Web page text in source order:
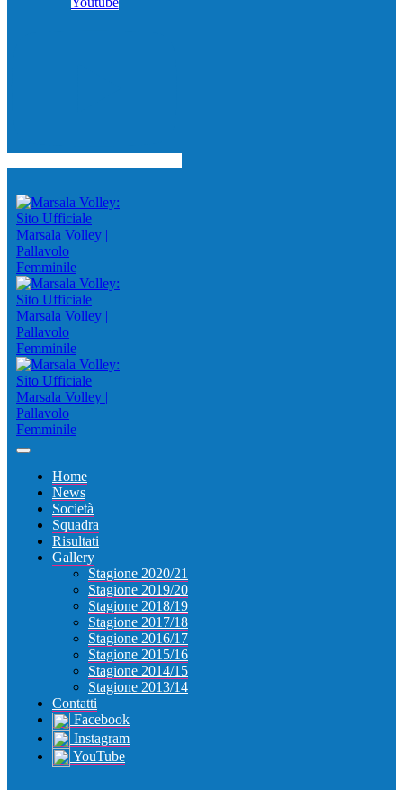
Home
News
Società
Squadra
Risultati
Gallery
Stagione 2020/21
Stagione 2019/20
Stagione 2018/19
Stagione 2017/18
Stagione 2016/17
Stagione 2015/16
Stagione 2014/15
Stagione 2013/14
Contatti
Facebook
Instagram
YouTube